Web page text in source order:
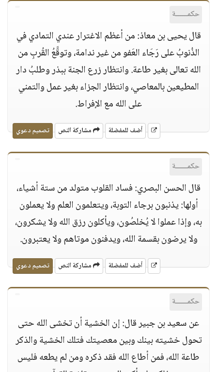
حكمــــــة
قال يحيى بن معاذ: من أعظم الاغترار عندي التمادي في
الذُنوبُ على رَجَاء العَفو من غير ندامة، وتوقَّعُ القُربِ من
الله تعالى بغير طاعة. وانتظار زرع الجنة ببذر وطلبُ دار
المطيعين بالمعاصي، وانتظار الجزاء بغير عمل والتمني
على الله مع الإفراط.
أضف للمفضلة مشاركة النص تصميم دعوي
حكمــــــة
قال الحسن البصري: فساد القلوب متولد من ستة أشياء،
أولها: يذنبون برجاء التوبة، ويتعلمون العلم ولا يعملون
به، وإذا عملوا لا يُخلصُون، ويأكلون رزق الله ولا يشكرون،
ولا يرضون بقسمة الله، ويدفنون موتاهم ولا يعتبرون.
أضف للمفضلة مشاركة النص تصميم دعوي
حكمــــــة
عن سعيد بن جبير قال: إن الخشية أن تخشى الله حتى
تحول خشيته بينك وبين معصيتك فتلك الخشية والذكر
طاعة الله، فمن أطاع الله فقد ذكره ومن لم يطعه فليس